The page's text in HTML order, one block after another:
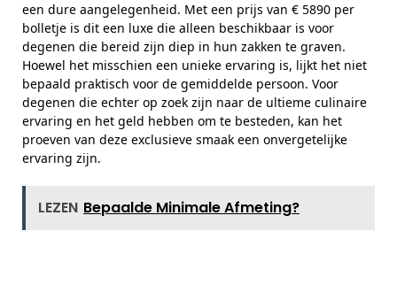
een dure aangelegenheid. Met een prijs van € 5890 per
bolletje is dit een luxe die alleen beschikbaar is voor
degenen die bereid zijn diep in hun zakken te graven.
Hoewel het misschien een unieke ervaring is, lijkt het niet
bepaald praktisch voor de gemiddelde persoon. Voor
degenen die echter op zoek zijn naar de ultieme culinaire
ervaring en het geld hebben om te besteden, kan het
proeven van deze exclusieve smaak een onvergetelijke
ervaring zijn.
LEZEN Bepaalde Minimale Afmeting?